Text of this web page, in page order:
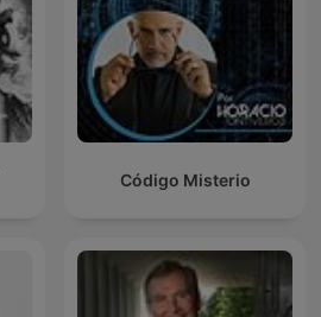
Código Misterio